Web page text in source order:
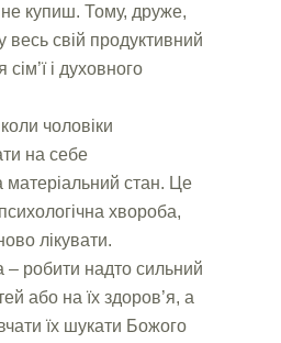
не купиш. Тому, друже,
весь свій продуктивний
і духовного
чоловіки
на себе
матеріальний стан. Це
хвороба,
лікувати.
робити надто сильний
або на їх здоров’я, а
їх шукати Божого